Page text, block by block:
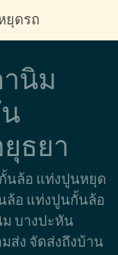
ยุดรถ
นิม
ธยา
นล้อ แท่งปูนหยุด
ล้อ แท่งปูนกั้นล้อ
บางปะหัน
ส่ง จัดส่งถึงบ้าน